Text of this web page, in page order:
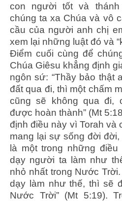
con người tốt và
chúng ta xa Chúa và vô
cầu của người anh chị
xem lại những luật đó và
Điểm cuối cùng để
Chúa Giêsu khẳng định
ngôn sứ: “Thầy bảo thật
đất qua đi, thì một chấm
cũng sẽ không qua đi,
được hoàn thành” (Mt
định điều này vì Torah và
mang lại sự sống đời đời,
là một trong những
dạy người ta làm như
nhỏ nhất trong Nước
dạy làm như thế, thì sẽ
Nước Trời” (Mt 5:19).